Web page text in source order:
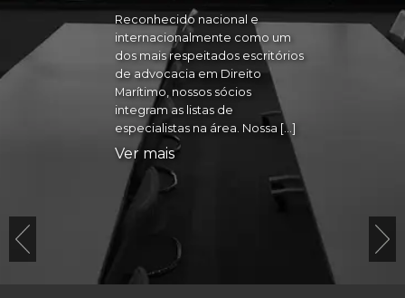
Reconhecido nacional e
internacionalmente como um
dos mais respeitados escritórios
de advocacia em Direito
Marítimo, nossos sócios
integram as listas de
especialistas na área. Nossa […]
Ver mais